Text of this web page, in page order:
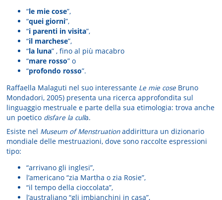
“le mie cose”,
“quei giorni”,
“i parenti in visita”,
“il marchese”,
“la luna” , fino al più macabro
“mare rosso” o
“profondo rosso”.
Raffaella Malaguti nel suo interessante Le mie cose Bruno
Mondadori, 2005) presenta una ricerca approfondita sul
linguaggio mestruale e parte della sua etimologia: trova anche
un poetico disfare la culla.
Esiste nel Museum of Menstruationaddirittura un dizionario
mondiale delle mestruazioni, dove sono raccolte espressioni
tipo:
“arrivano gli inglesi”,
l’americano “zia Martha o zia Rosie”,
“il tempo della cioccolata”,
l’australiano “gli imbianchini in casa”,